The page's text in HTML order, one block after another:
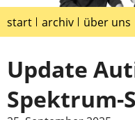
start archiv über uns
Update
Spektrum-